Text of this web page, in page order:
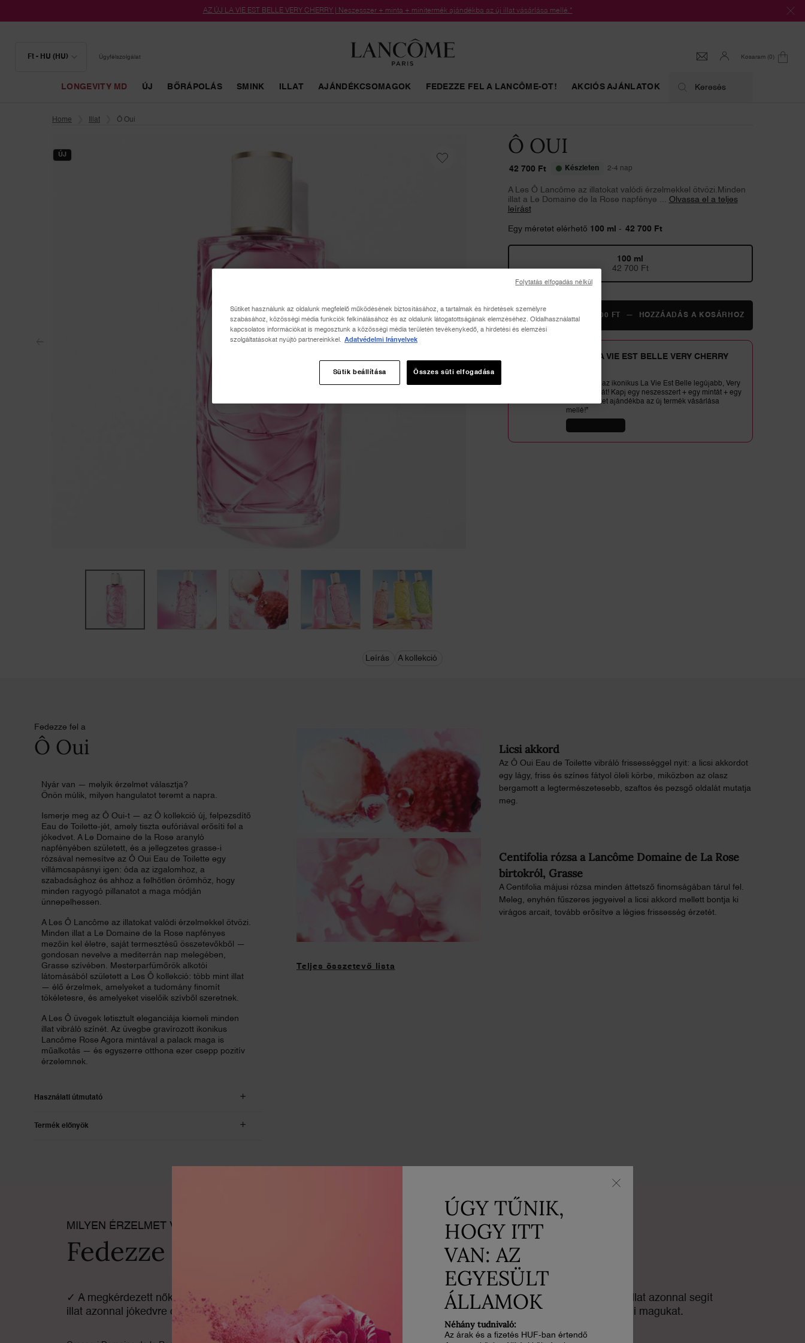
AZ ÚJ LA VIE EST BELLE VERY CHERRY | Neszesszer + minta + minitermék ajándékba az új illat vásárlása mellé.*
Ft - HU (HU) Ügyfélszolgálat Kosaram 0
0 termék
LONGEVITY MD ÚJ BŐRÁPOLÁS SMINK ILLAT AJÁNDÉKCSOMAGOK FEDEZZE FEL A LANCÔME-OT! AKCIÓS AJÁNLATOK Keresés
Home
Illat Ô Oui
Ô OUI
42 700 Ft Készleten 2-4 nap
A Les Ô Lancôme az illatokat valódi érzelmekkel ötvözi.Minden
illat a Le Domaine de la Rose napfénye ... Olvassa el a teljes
leírást
ÚJ
Egy méretet elérhető 100 ml - 42 700 Ft
Kiválasztott
100 ml
42 700 Ft
, 1 of 1
− 42 700 FT ― HOZZÁADÁS A KOSÁRHOZ
AZ ÚJ LA VIE EST BELLE VERY CHERRY
Fedezd fel az ikonikus La Vie Est Belle legújabb, Very
Cherry illatát! Kapj egy neszesszert + egy mintát + egy
miniterméket ajándékba az új termék vásárlása
mellé!*
Leírás A kollekció
Fedezze fel a
Ô Oui
Nyár van — melyik érzelmet választja?
Önön múlik, milyen hangulatot teremt a napra.
Ismerje meg az Ô Oui-t — az Ô kollekció új, felpezsdítő
Eau de Toilette-jét, amely tiszta eufóriával erősíti fel a
jókedvet. A Le Domaine de la Rose aranyló
napfényében született, és a jellegzetes grasse-i
rózsával nemesítve az Ô Oui Eau de Toilette egy
villámcsapásnyi igen: óda az izgalomhoz, a
szabadsághoz és ahhoz a felhőtlen örömhöz, hogy
minden ragyogó pillanatot a maga módján
ünnepelhessen.
A Les Ô Lancôme az illatokat valódi érzelmekkel ötvözi.
Minden illat a Le Domaine de la Rose napfényes
mezőin kel életre, saját termesztésű összetevőkből —
gondosan nevelve a mediterrán nap melegében,
Grasse szívében. Mesterparfümőrök alkotói
látomásából született a Les Ô kollekció: több mint illat
— élő érzelmek, amelyeket a tudomány finomít
tökéletesre, és amelyeket viselőik szívből szeretnek.
A Les Ô üvegek letisztult eleganciája kiemeli minden
illat vibráló színét. Az üvegbe gravírozott ikonikus
Lancôme Rose Agora mintával a palack maga is
műalkotás — és egyszerre otthona ezer csepp pozitív
érzelemnek.
Használati útmutató
Termék előnyök
Licsi akkord
Az Ô Oui Eau de Toilette vibráló frissességgel nyit: a licsi akkordot
egy lágy, friss és színes fátyol öleli körbe, miközben az olasz
bergamott a legtermészetesebb, szaftos és pezsgő oldalát mutatja
meg.
Centifolia rózsa a Lancôme Domaine de La Rose
birtokról, Grasse
A Centifolia májusi rózsa minden áttetsző finomságában tárul fel.
Meleg, enyhén fűszeres jegyeivel a licsi akkord mellett bontja ki
virágos arcait, tovább erősítve a légies frissesség érzetét.
Teljes összetevő lista
MILYEN ÉRZELMET VÁLASZT?
Fedezze fel az EUFÓRIÁT az Ô OUI-val
✓ A megkérdezett nők 82 %-a szerint ez az
illat azonnal jókedvre deríti.
✓ 77 % egyetért abban, hogy minden
viseléskor boldogsághullámot érez.
✓ 74 % szerint ez az illat azonnal segít
elragadtatottnak érezni magukat.
Sütiket használunk az oldalunk megfelelő működésének biztosításához, a tartalmak és hirdetések személyre
szabásához, közösségi média funkciók felkínálásához és az oldalunk látogatottságának elemzéséhez. Oldalhasználattal
kapcsolatos információkat is megosztunk a közösségi média területén tevékenykedő, a hirdetési és elemzési
szolgáltatásokat nyújtó partnereinkkel. Adatvédelmi Irányelvek
Sütik beállítása Összes süti elfogadása
Folytatás elfogadás nélkül
ÚGY TŰNIK,
HOGY ITT
VAN: AZ
EGYESÜLT
ÁLLAMOK
Néhány tudnivaló:
Az árak és a fizetés HUF-ban értendő